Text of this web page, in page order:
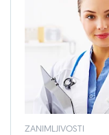
ZANIMLJIVOSTI